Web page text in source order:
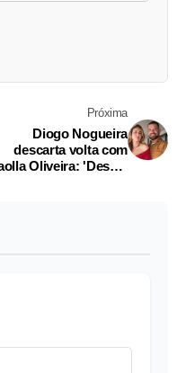
Próxima
Diogo Nogueira
descarta volta com
Oliveira: 'Desejo